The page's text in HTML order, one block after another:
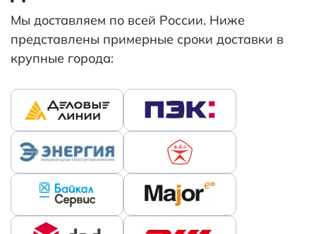
Мы доставляем по всей России. Ниже
представлены примерные сроки доставки в
крупные города: